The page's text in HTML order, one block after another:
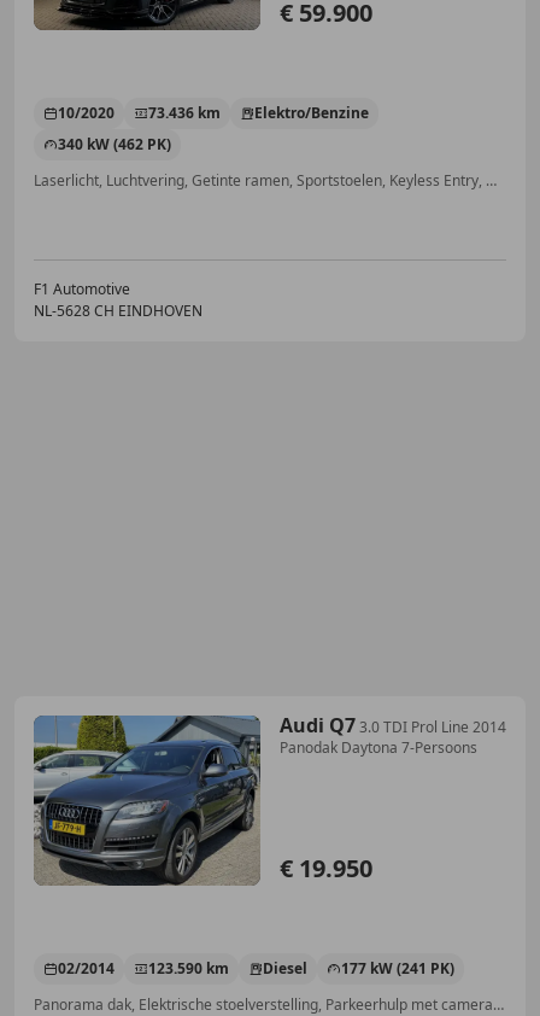
€ 59.900
10/2020 73.436 km
Elektro/Benzine
340 kW (462 PK)
Laserlicht, Luchtvering, Getinte ramen, Sportstoelen, Keyless Entry, Geheel digitaal combi-instrument, Verblindingsvrij grootlicht, Adaptieve Cruise Control
F1 Automotive
NL-5628 CH EINDHOVEN
Audi Q73.0 TDI Prol Line 2014
Panodak Daytona 7-Persoons
€ 19.950
02/2014 123.590 km Diesel
177 kW (241 PK)
Panorama dak, Elektrische stoelverstelling, Parkeerhulp met camera, Sportonderstel, Lichtmetalen velgen, Met onderhoudshistorie, Verwarming zetels achter, Stoelverwarming